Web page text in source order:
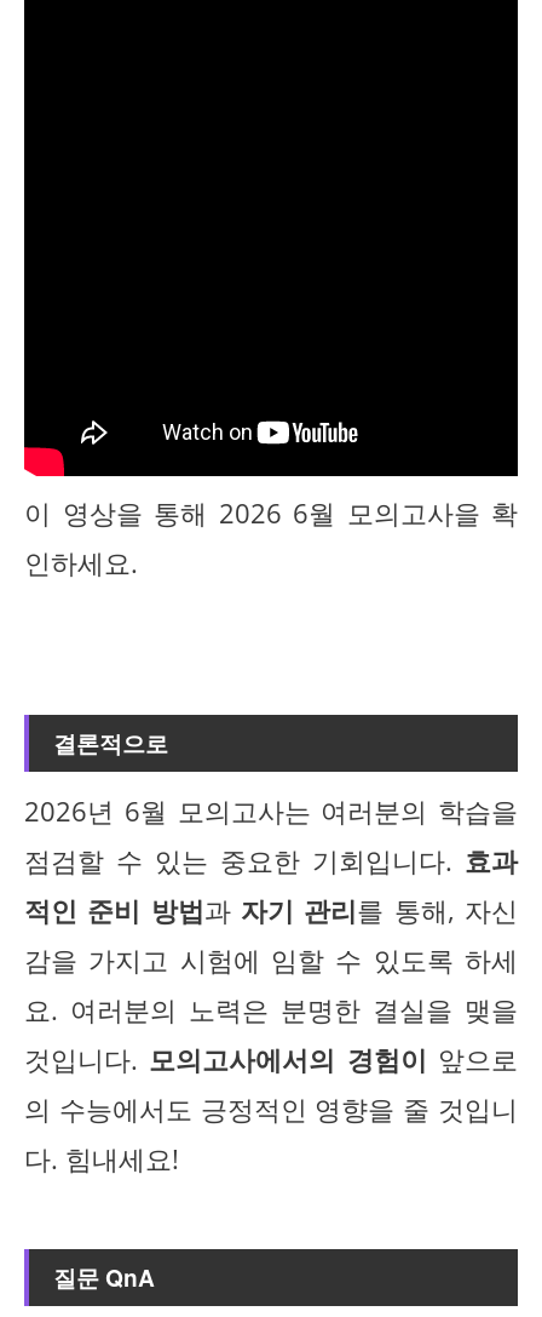
이 영상을 통해 2026 6월 모의고사을 확
인하세요.
결론적으로
2026년 6월 모의고사는 여러분의 학습을
점검할 수 있는 중요한 기회입니다. 효과
적인 준비 방법과 자기 관리를 통해, 자신
감을 가지고 시험에 임할 수 있도록 하세
요. 여러분의 노력은 분명한 결실을 맺을
것입니다. 모의고사에서의 경험이 앞으로
의 수능에서도 긍정적인 영향을 줄 것입니
다. 힘내세요!
질문 QnA